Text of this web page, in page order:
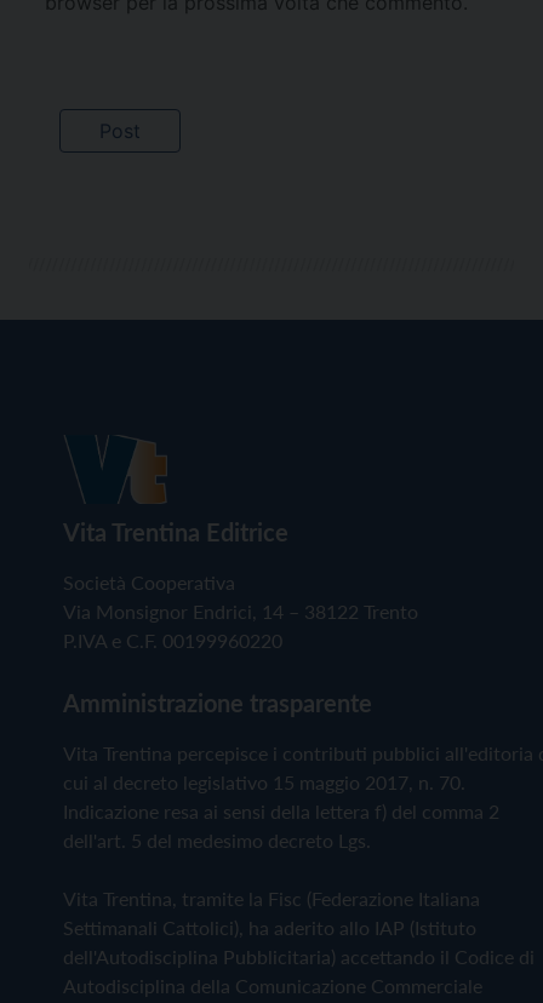
Vita Trentina Editrice
Società Cooperativa
Via Monsignor Endrici, 14 – 38122 Trento
P.IVA e C.F. 00199960220
Amministrazione trasparente
Vita Trentina percepisce i contributi pubblici all'editoria
cui al decreto legislativo 15 maggio 2017, n. 70.
Indicazione resa ai sensi della lettera f) del comma 2
dell'art. 5 del medesimo decreto Lgs.
Vita Trentina, tramite la Fisc (Federazione Italiana
Settimanali Cattolici), ha aderito allo IAP (Istituto
dell'Autodisciplina Pubblicitaria) accettando il Codice di
Autodisciplina della Comunicazione Commerciale